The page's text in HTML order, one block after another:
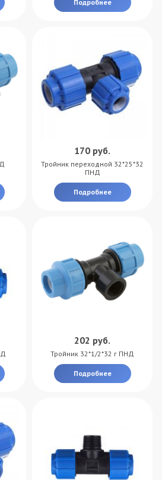
Подробнее
170 руб.
Тройник переходной 32*25*32
ПНД
Подробнее
202 руб.
Тройник 32*1/2*32 г ПНД
Подробнее